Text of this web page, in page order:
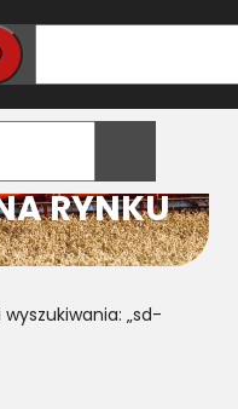
RYNKU
„sd-